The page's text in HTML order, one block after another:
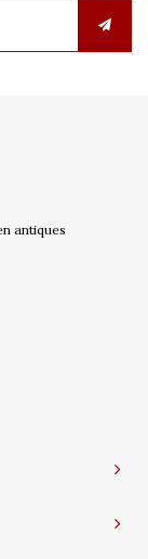
antiques